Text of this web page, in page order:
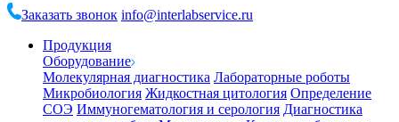
Заказать звонок info@interlabservice.ru
Продукция
Оборудование
Молекулярная диагностика Лабораторные роботы
Микробиология Жидкостная цитология Определение
СОЭ Иммуногематология и серология Диагностика